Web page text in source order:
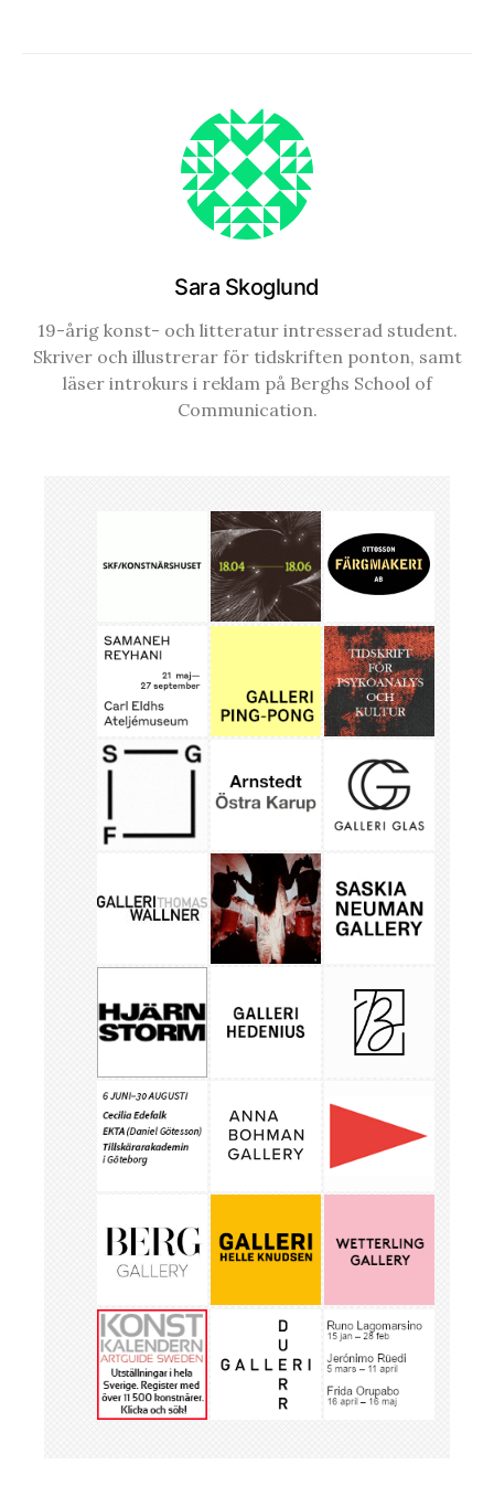
Sara Skoglund
19-årig konst- och litteratur intresserad student.
Skriver och illustrerar för tidskriften ponton, samt
läser introkurs i reklam på Berghs School of
Communication.